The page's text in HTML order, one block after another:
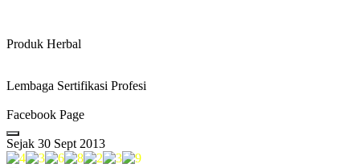
Produk Herbal
Lembaga Sertifikasi Profesi
Facebook Page
Sejak 30 Sept 2013